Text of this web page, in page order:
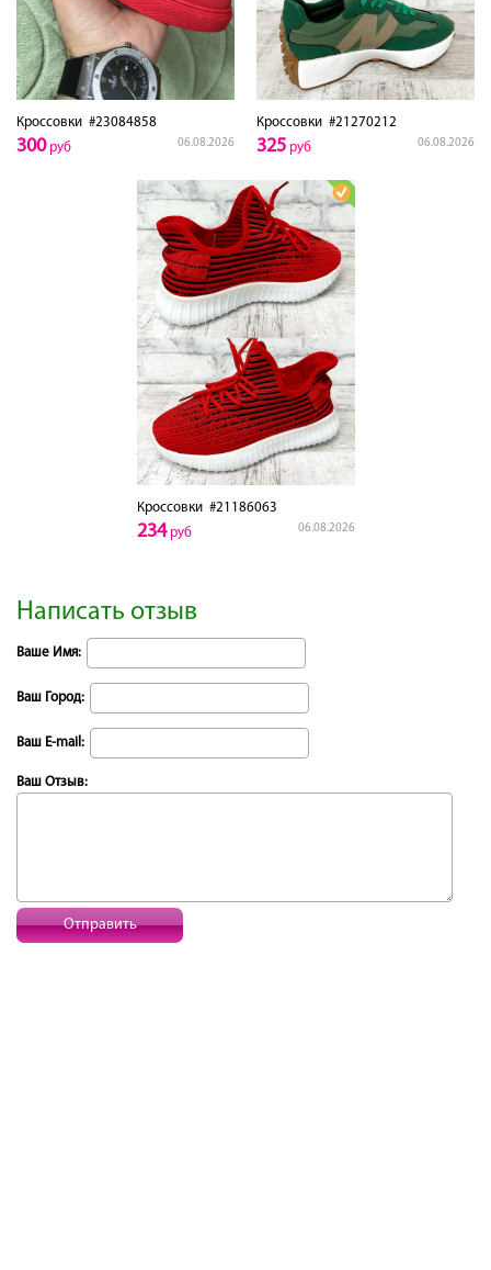
Кроссовки #23084858
06.08.2026
300руб
Кроссовки #21270212
06.08.2026
325 руб
Кроссовки#21186063
06.08.2026
234руб
Написать отзыв
Ваше Имя:
Ваш Город:
Ваш E-mail:
Ваш Отзыв:
Отправить